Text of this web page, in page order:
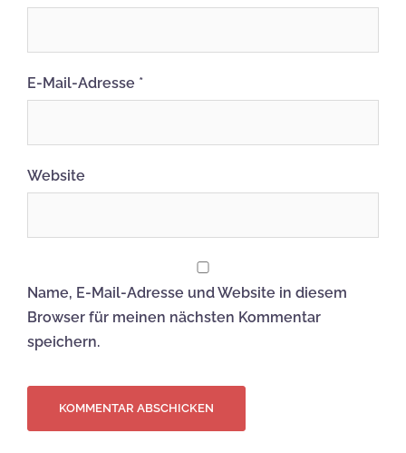
E-Mail-Adresse *
Website
Name, E-Mail-Adresse und Website in diesem
Browser für meinen nächsten Kommentar
speichern.